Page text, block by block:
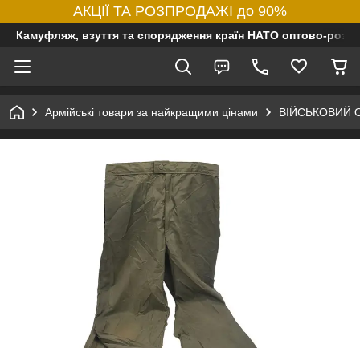
АКЦІЇ ТА РОЗПРОДАЖІ до 90%
Камуфляж, взуття та спорядження країн НАТО оптово-
Армійські товари за найкращими цінами ВІЙСЬКОВИЙ